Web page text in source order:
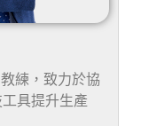
練，致力於協
具提升生產